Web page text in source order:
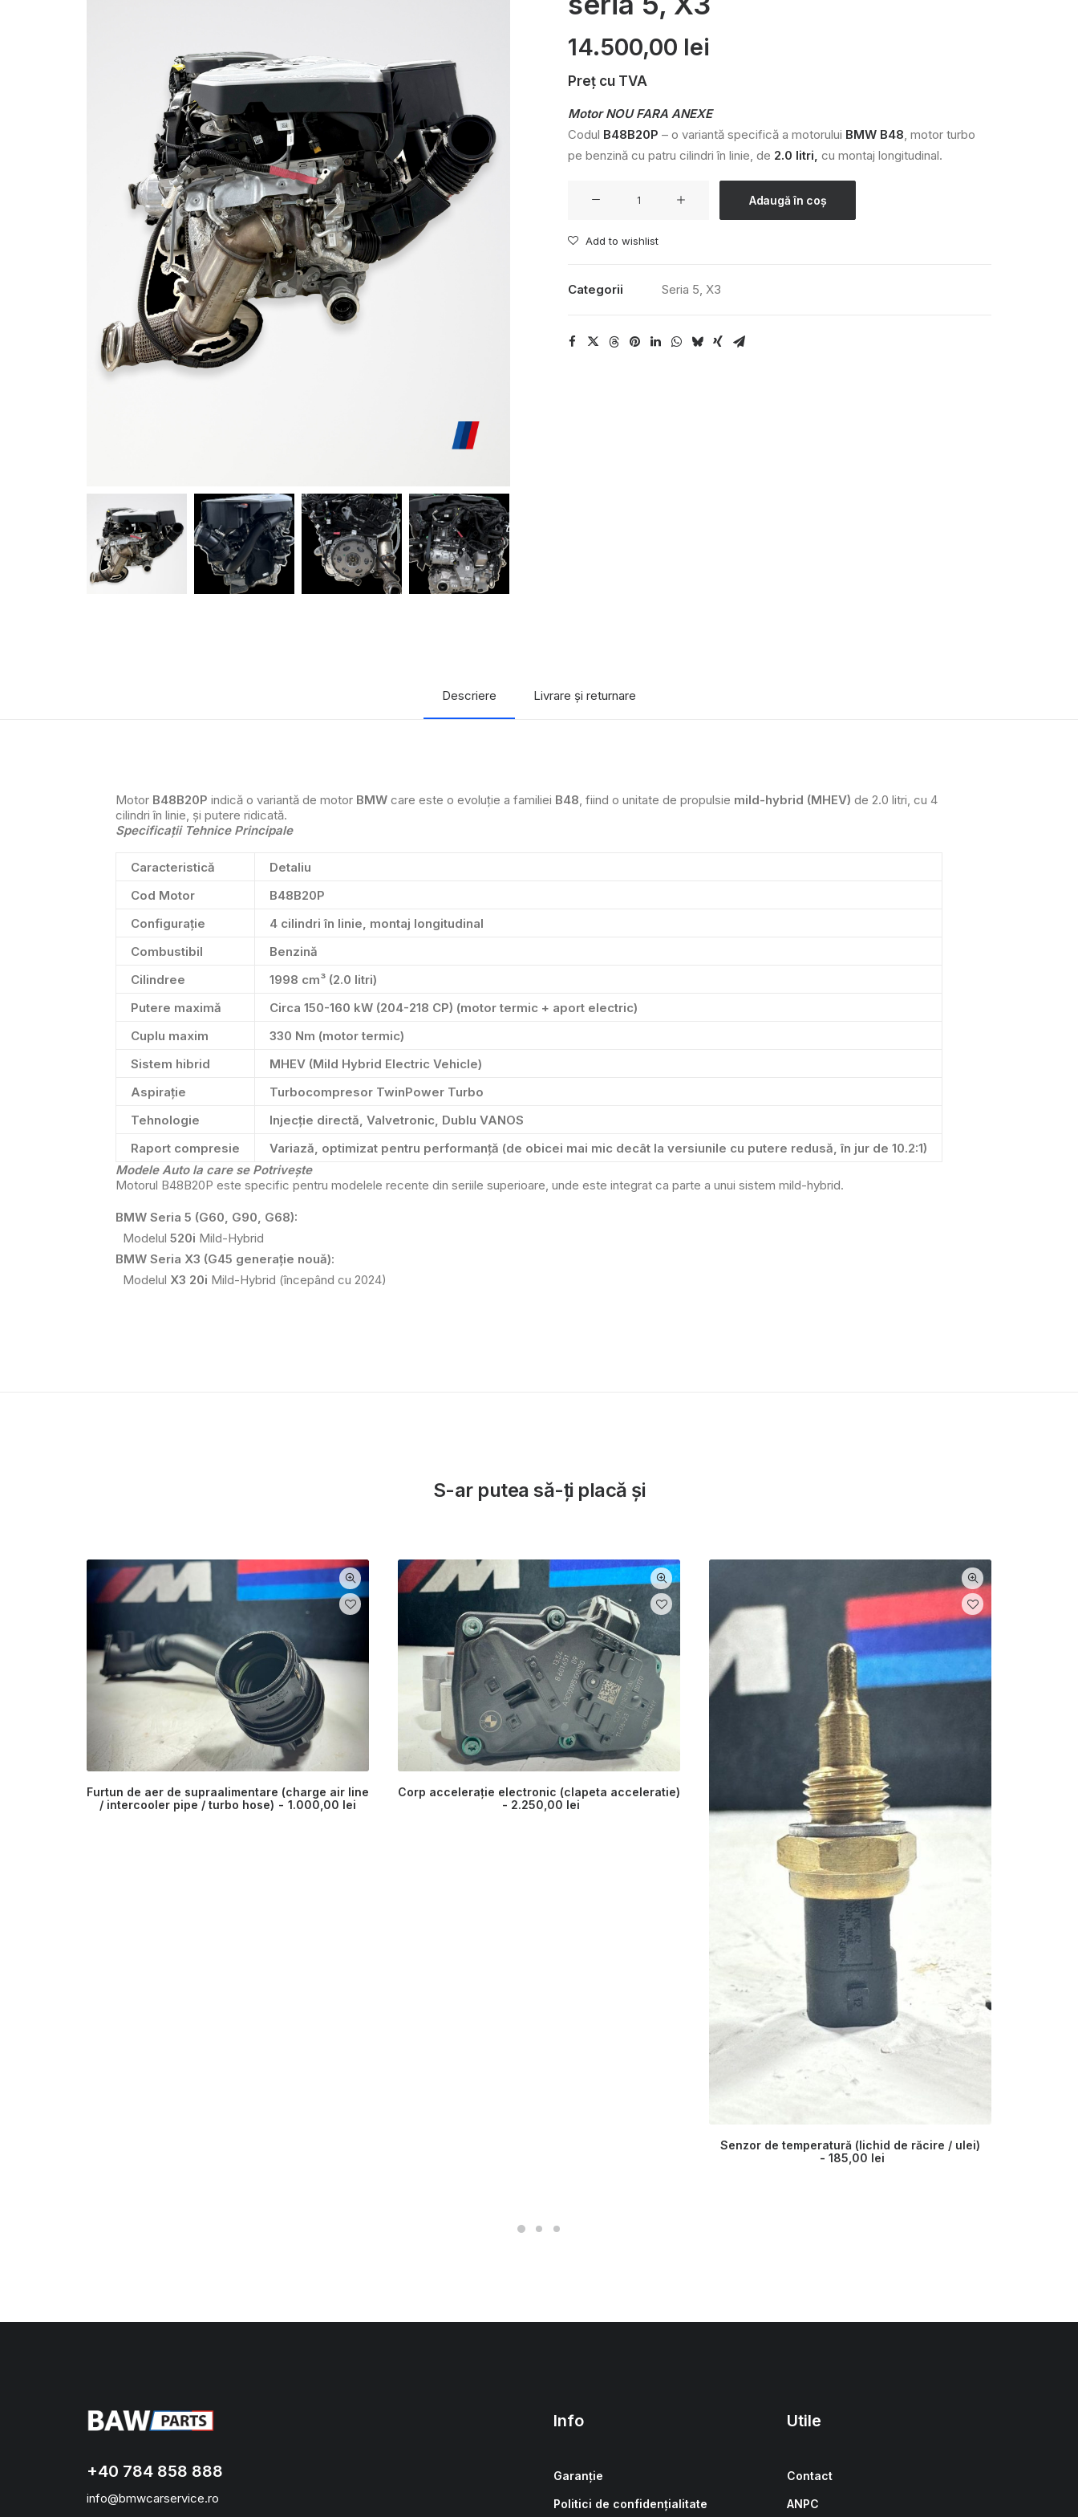
14.500,00 lei
Preț cu TVA
Motor NOU FARA ANEXE
Codul B48B20P – o variantă specifică a motorului BMW B48, motor turbo
pe benzină cu patru cilindri în linie, de 2.0 litri, cu montaj longitudinal.
X3
Adaugă în coș
Add to wishlist
Categorii Seria 5, X3
Descriere Livrare și returnare
Motor B48B20P indică o variantă de motor BMW care este o evoluție a familiei B48, fiind o unitate de propulsie mild-hybrid (MHEV) de 2.0 litri, cu 4
cilindri în linie, și putere ridicată.
Specificații Tehnice Principale
Caracteristică
Detaliu
Cod Motor
B48B20P
Configurație
4 cilindri în linie, montaj longitudinal
Combustibil
Benzină
Cilindree
1998 cm³ (2.0 litri)
Putere maximă
Circa 150-160 kW (204-218 CP) (motor termic + aport electric)
Cuplu maxim
330 Nm (motor termic)
Sistem hibrid
MHEV (Mild Hybrid Electric Vehicle)
Aspirație
Turbocompresor TwinPower Turbo
Tehnologie
Injecție directă, Valvetronic, Dublu VANOS
Raport compresie
Variază, optimizat pentru performanță (de obicei mai mic decât la versiunile cu putere redusă, în jur de 10.2:1)
Modele Auto la care se Potrivește
Motorul B48B20P este specific pentru modelele recente din seriile superioare, unde este integrat ca parte a unui sistem mild-hybrid.
BMW Seria 5 (G60, G90, G68):
Modelul 520i Mild-Hybrid
BMW Seria X3 (G45 generație nouă):
Modelul X3 20i Mild-Hybrid (începând cu 2024)
S-ar putea să-ți placă și
Furtun de aer de supraalimentare (charge air line
/ intercooler pipe / turbo hose)
1.000,00 lei
Corp accelerație electronic (clapeta acceleratie)
2.250,00 lei
Senzor de temperatură (lichid de răcire / ulei)
185,00 lei
+40 784 858 888
info@bmwcarservice.ro
Info
Garanție
Politici de confidențialitate
Utile
Contact
ANPC